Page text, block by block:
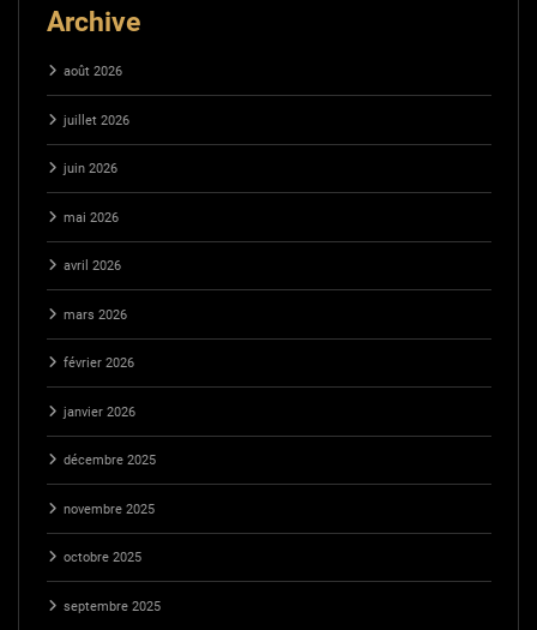
Archive
août 2026
juillet 2026
juin 2026
mai 2026
avril 2026
mars 2026
février 2026
janvier 2026
décembre 2025
novembre 2025
octobre 2025
septembre 2025